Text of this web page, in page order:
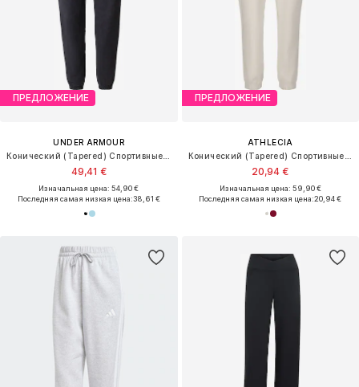
ПРЕДЛОЖЕНИЕ
UNDER ARMOUR
49,41 €
Изначальная цена: 54,90 €
Последняя самая низкая цена:38,61 €
ПРЕДЛОЖЕНИЕ
ATHLECIA
20,94 €
Изначальная цена: 59,90 €
Последняя самая низкая цена:20,94 €